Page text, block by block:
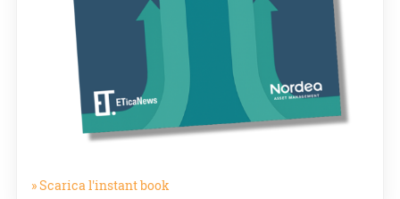
» Scarica l'instant book